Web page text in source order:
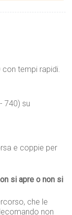
con tempi rapidi.
740) su
e coppie per
si apre o non si
che le
non